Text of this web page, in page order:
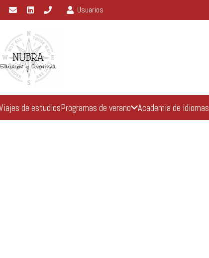
Usuarios
de estudiosProgramas de verano Academia de idiomas